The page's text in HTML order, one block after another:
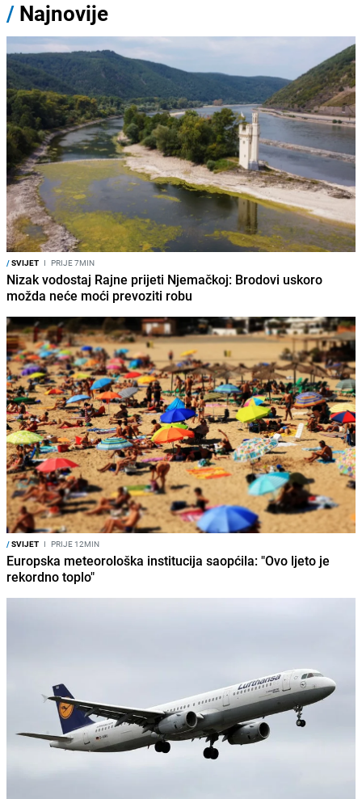
/ Najnovije
/SVIJET I PRIJE 7MIN
Nizak vodostaj Rajne prijeti Njemačkoj: Brodovi uskoro
možda neće moći prevoziti robu
/SVIJET I PRIJE 12MIN
Europska meteorološka institucija saopćila: "Ovo ljeto je
rekordno toplo"